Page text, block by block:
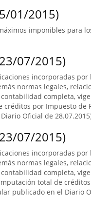
01/2015)
imponibles para
07/2015)
incorporadas por
normas legales,
completa,
por Impuesto de
Oficial de
07/2015)
incorporadas por
normas legales,
completa,
total de
publicado en el Diario